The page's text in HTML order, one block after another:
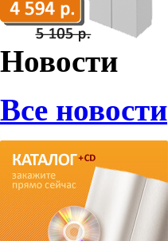
Новости
Все новости